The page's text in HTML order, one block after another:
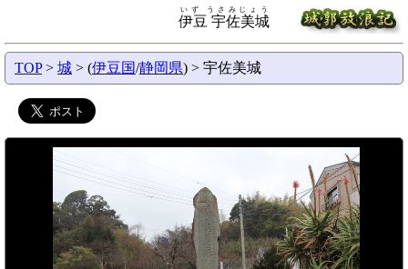
伊豆 宇佐美城
いず うさみじょう
TOP> 城 > (伊豆国/静岡県) > 宇佐美城